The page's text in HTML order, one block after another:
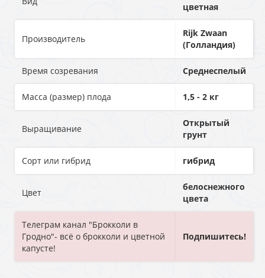
цветная
Производитель
Rijk Zwaan
(Голландия)
Время созревания Среднеспелый
Масса (размер) плода 1,5 - 2 кг
Выращивание
Открытый
грунт
Сорт или гибрид гибрид
Цвет
белоснежного
цвета
Телеграм канал "Брокколи в
Гродно"- всё о брокколи и цветной
капусте!
Подпишитесь!